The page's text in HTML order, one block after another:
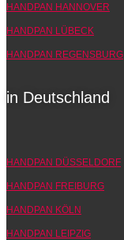
HANDPAN HANNOVER
HANDPAN LÜBECK
HANDPAN REGENSBURG
in Deutschland
HANDPAN DÜSSELDORF
HANDPAN FREIBURG
HANDPAN KÖLN
HANDPAN LEIPZIG